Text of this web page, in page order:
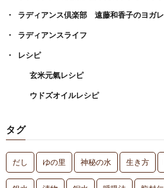
ラディアンス倶楽部 遠藤和香子のヨガ
ラディアンスライフ
レシピ
玄米元氣レシピ
ウドズオイルレシピ
タグ
だし ゆの里 神秘の水 生き方